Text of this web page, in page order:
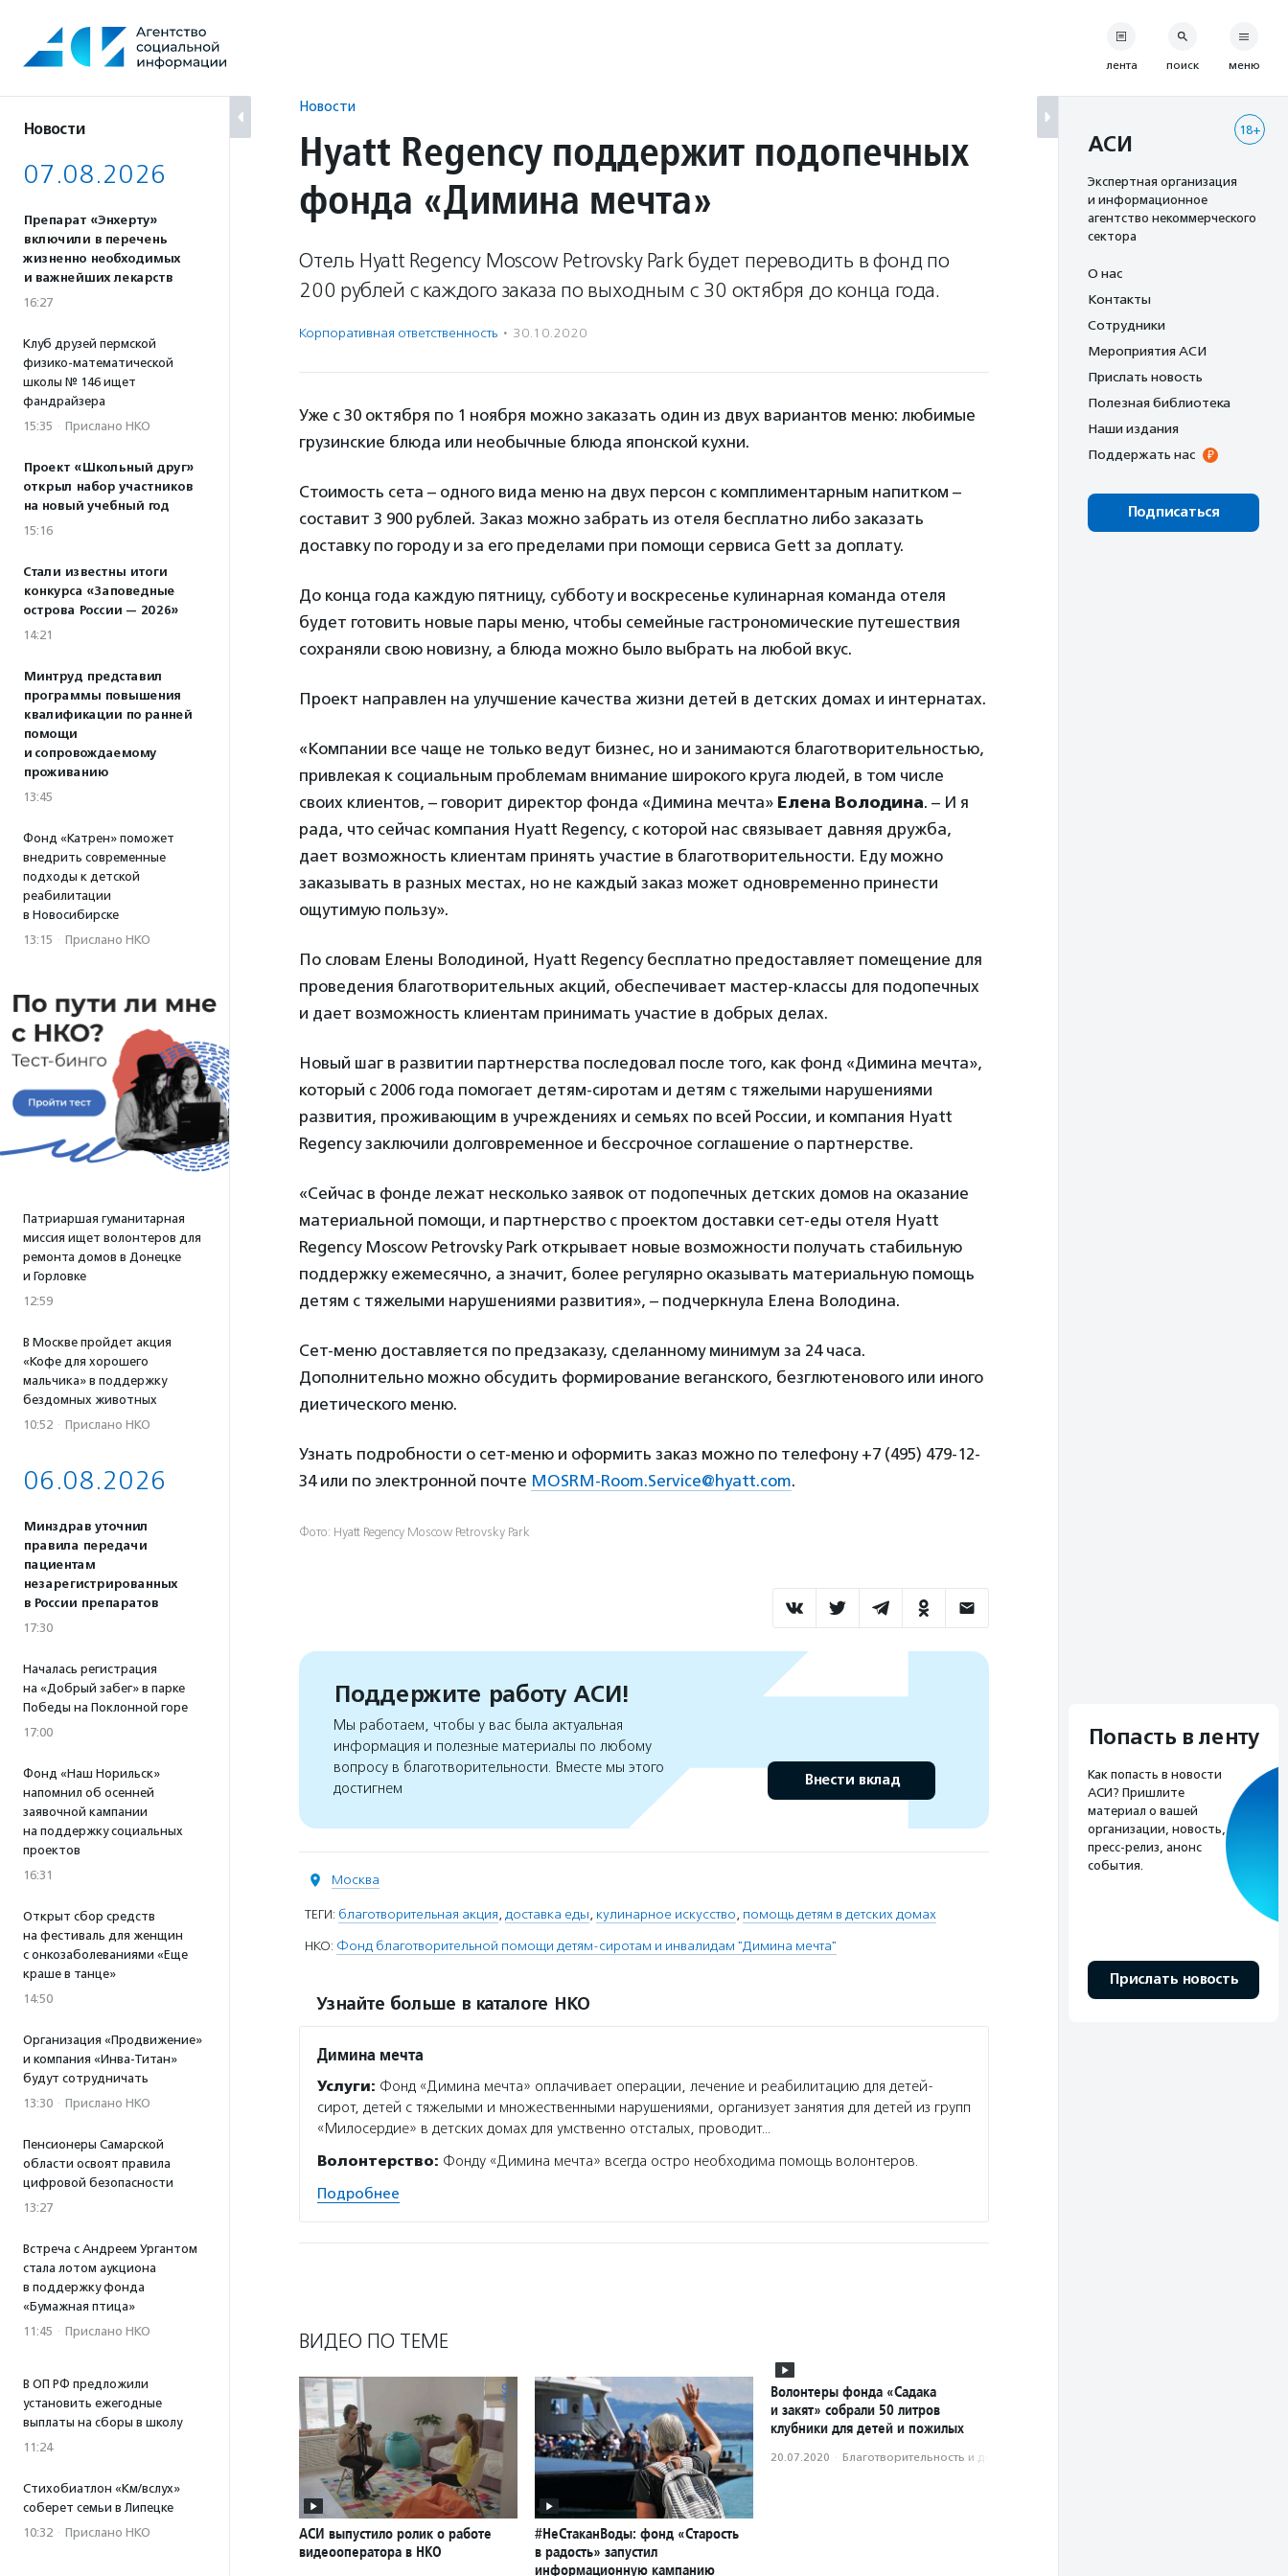
содержанию
Новости
07.08.2026
Препарат «Энхерту»
включили в перечень
жизненно необходимых
и важнейших лекарств
16:27
Клуб друзей пермской
физико-математической
школы № 146 ищет
фандрайзера
15:35 · Прислано НКО
Проект «Школьный друг»
открыл набор участников
на новый учебный год
15:16
Стали известны итоги
конкурса «Заповедные
острова России — 2026»
14:21
Минтруд представил
программы повышения
квалификации по ранней
помощи
и сопровождаемому
проживанию
13:45
Фонд «Катрен» поможет
внедрить современные
подходы к детской
реабилитации
в Новосибирске
13:15 · Прислано НКО
Патриаршая гуманитарная
миссия ищет волонтеров для
ремонта домов в Донецке
и Горловке
12:59
В Москве пройдет акция
«Кофе для хорошего
мальчика» в поддержку
бездомных животных
10:52 · Прислано НКО
06.08.2026
Минздрав уточнил
правила передачи
пациентам
незарегистрированных
в России препаратов
17:30
Началась регистрация
на «Добрый забег» в парке
Победы на Поклонной горе
17:00
Фонд «Наш Норильск»
напомнил об осенней
заявочной кампании
на поддержку социальных
проектов
16:31
Открыт сбор средств
на фестиваль для женщин
с онкозаболеваниями «Еще
краше в танце»
14:50
Организация «Продвижение»
и компания «Инва-Титан»
будут сотрудничать
13:30 · Прислано НКО
Пенсионеры Самарской
области освоят правила
цифровой безопасности
13:27
Встреча с Андреем Ургантом
стала лотом аукциона
в поддержку фонда
«Бумажная птица»
11:45 · Прислано НКО
В ОП РФ предложили
установить ежегодные
выплаты на сборы в школу
11:24
Стихобиатлон «Км/вслух»
соберет семьи в Липецке
10:32 · Прислано НКО
Новости
Hyatt Regency поддержит подопечных
фонда «Димина мечта»
Отель Hyatt Regency Moscow Petrovsky Park будет переводить в фонд по
200 рублей с каждого заказа по выходным с 30 октября до конца года.
Корпоративная ответственность · 30.10.2020
Уже с 30 октября по 1 ноября можно заказать один из двух вариантов меню: любимые
грузинские блюда или необычные блюда японской кухни.
Стоимость сета – одного вида меню на двух персон с комплиментарным напитком –
составит 3 900 рублей. Заказ можно забрать из отеля бесплатно либо заказать
доставку по городу и за его пределами при помощи сервиса Gett за доплату.
До конца года каждую пятницу, субботу и воскресенье кулинарная команда отеля
будет готовить новые пары меню, чтобы семейные гастрономические путешествия
сохраняли свою новизну, а блюда можно было выбрать на любой вкус.
Проект направлен на улучшение качества жизни детей в детских домах и интернатах.
«Компании все чаще не только ведут бизнес, но и занимаются благотворительностью,
привлекая к социальным проблемам внимание широкого круга людей, в том числе
своих клиентов, – говорит директор фонда «Димина мечта» Елена Володина. – И я
рада, что сейчас компания Hyatt Regency, с которой нас связывает давняя дружба,
дает возможность клиентам принять участие в благотворительности. Еду можно
заказывать в разных местах, но не каждый заказ может одновременно принести
ощутимую пользу».
По словам Елены Володиной, Hyatt Regency бесплатно предоставляет помещение для
проведения благотворительных акций, обеспечивает мастер-классы для подопечных
и дает возможность клиентам принимать участие в добрых делах.
Новый шаг в развитии партнерства последовал после того, как фонд «Димина мечта»,
который с 2006 года помогает детям-сиротам и детям с тяжелыми нарушениями
развития, проживающим в учреждениях и семьях по всей России, и компания Hyatt
Regency заключили долговременное и бессрочное соглашение о партнерстве.
«Сейчас в фонде лежат несколько заявок от подопечных детских домов на оказание
материальной помощи, и партнерство с проектом доставки сет-еды отеля Hyatt
Regency Moscow Petrovsky Park открывает новые возможности получать стабильную
поддержку ежемесячно, а значит, более регулярно оказывать материальную помощь
детям с тяжелыми нарушениями развития», – подчеркнула Елена Володина.
Сет-меню доставляется по предзаказу, сделанному минимум за 24 часа.
Дополнительно можно обсудить формирование веганского, безглютенового или иного
диетического меню.
Узнать подробности о сет-меню и оформить заказ можно по телефону +7 (495) 479-12-
34 или по электронной почте MOSRM-Room.Service@hyatt.com.
Фото: Hyatt Regency Moscow Petrovsky Park
Поддержите работу АСИ!
Мы работаем, чтобы у вас была актуальная
информация и полезные материалы по любому
вопросу в благотворительности. Вместе мы этого
достигнем
Внести вклад
Москва
ТЕГИ: благотворительная акция, доставка еды, кулинарное искусство, помощь детям в детских домах
НКО: Фонд благотворительной помощи детям-сиротам и инвалидам "Димина мечта"
Узнайте больше в каталоге НКО
Димина мечта
Услуги: Фонд «Димина мечта» оплачивает операции, лечение и реабилитацию для детей-
сирот, детей с тяжелыми и множественными нарушениями, организует занятия для детей из групп
«Милосердие» в детских домах для умственно отсталых, проводит…
Волонтерство: Фонду «Димина мечта» всегда остро необходима помощь волонтеров.
Подробнее
ВИДЕО ПО ТЕМЕ
АСИ выпустило ролик о работе
видеооператора в НКО
#НеСтаканВоды: фонд «Старость
в радость» запустил
информационную кампанию
Волонтеры фонда «Садака
и закят» собрали 50 литров
клубники для детей и пожилых
20.07.2020 · Благотвори­тель­ность и доброволь­чест­во
лента поиск меню
18+
АСИ
Экспертная организация
и информационное
агентство некоммерческого
сектора
О нас
Контакты
Сотрудники
Мероприятия АСИ
Прислать новость
Полезная библиотека
Наши издания
Поддержать нас
Подписаться
Попасть в ленту
Как попасть в новости
АСИ? Пришлите
материал о вашей
организации, новость,
пресс-релиз, анонс
события.
Прислать новость